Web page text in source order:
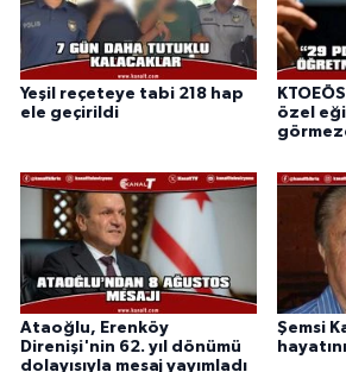
Yeşil reçeteye tabi 218 hap
ele geçirildi
özel
Ataoğlu, Erenköy
Direnişi'nin 62. yıl dönümü
dolayısıyla mesaj yayımladı
Şemsi